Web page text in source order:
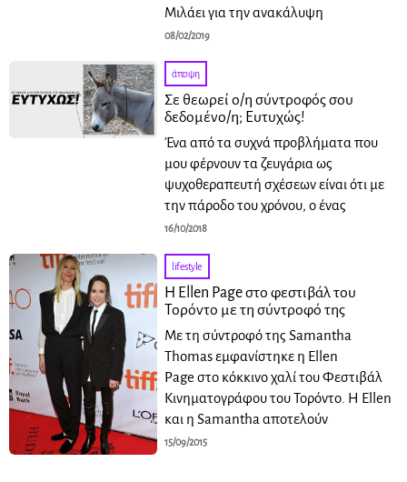
Μιλάει για την ανακάλυψη
08/02/2019
άποψη
Σε θεωρεί ο/η σύντροφός σου
δεδομένο/η; Ευτυχώς!
Ένα από τα συχνά προβλήματα που
μου φέρνουν τα ζευγάρια ως
ψυχοθεραπευτή σχέσεων είναι ότι με
την πάροδο του χρόνου, ο ένας
16/10/2018
lifestyle
H Ellen Page στο φεστιβάλ του
Τορόντο με τη σύντροφό της
Mε τη σύντροφό της Samantha
Thomas εμφανίστηκε η Ellen
Page στο κόκκινο χαλί του Φεστιβάλ
Κινηματογράφου του Τορόντο. Η Ellen
και η Samantha αποτελούν
15/09/2015